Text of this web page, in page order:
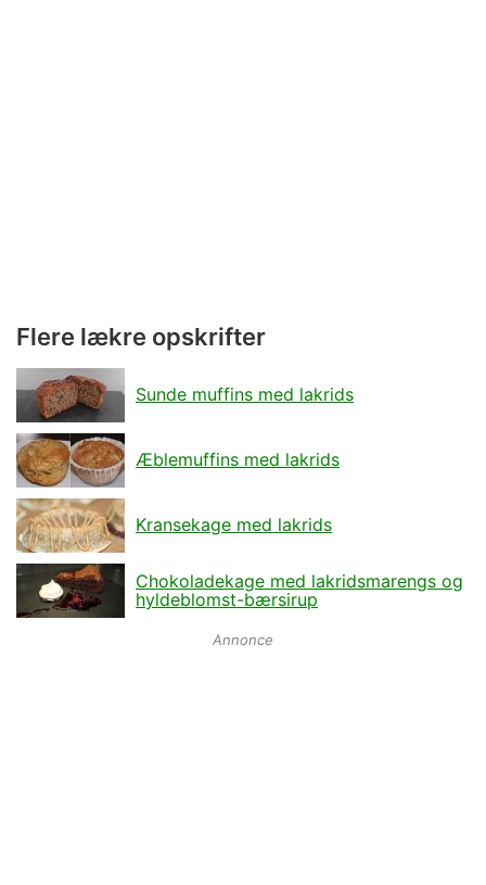
Flere lækre opskrifter
Sunde muffins med lakrids
Æblemuffins med lakrids
Kransekage med lakrids
Chokoladekage med lakridsmarengs og
hyldeblomst-bærsirup
Annonce